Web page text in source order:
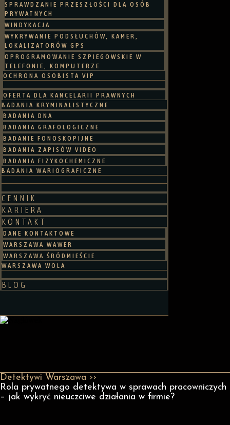
SPRAWDZANIE PRZESZŁOŚCI DLA OSÓB
PRYWATNYCH
WINDYKACJA
WYKRYWANIE PODSŁUCHÓW, KAMER,
LOKALIZATORÓW GPS
OPROGRAMOWANIE SZPIEGOWSKIE W
TELEFONIE, KOMPUTERZE
OCHRONA OSOBISTA VIP
OFERTA DLA KANCELARII PRAWNYCH
BADANIA KRYMINALISTYCZNE
BADANIA DNA
BADANIA GRAFOLOGICZNE
BADANIE FONOSKOPIJNE
BADANIA ZAPISÓW VIDEO
BADANIA FIZYKOCHEMICZNE
BADANIA WARIOGRAFICZNE
CENNIK
KARIERA
KONTAKT
DANE KONTAKTOWE
WARSZAWA WAWER
WARSZAWA ŚRÓDMIEŚCIE
WARSZAWA WOLA
BLOG
Detektywi Warszawa ››
Rola prywatnego detektywa w sprawach pracowniczych
– jak wykryć nieuczciwe działania w firmie?